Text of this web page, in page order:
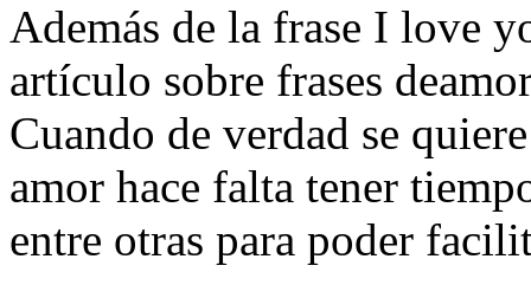
Además de la frase I love
artículo sobre frases
Cuando de verdad se
amor hace falta tener
entre otras para poder